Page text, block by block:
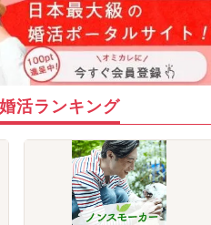
活ランキング